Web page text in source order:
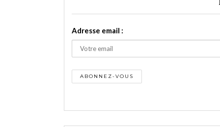
Adresse email :